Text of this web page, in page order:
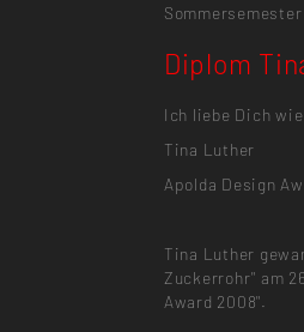
Diplom
Ich liebe Dich
Tina Luther
Apolda Design
Tina Luther
Zuckerrohr" am
Award 2008".